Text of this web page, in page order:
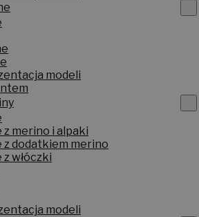
modeli
z merino i alpaki
z dodatkiem merino
włóczki
modeli